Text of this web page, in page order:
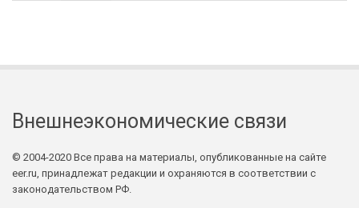
Внешнеэкономические связи
© 2004-2020 Все права на материалы, опубликованные на сайте
eer.ru, принадлежат редакции и охраняются в соответствии с
законодательством РФ.